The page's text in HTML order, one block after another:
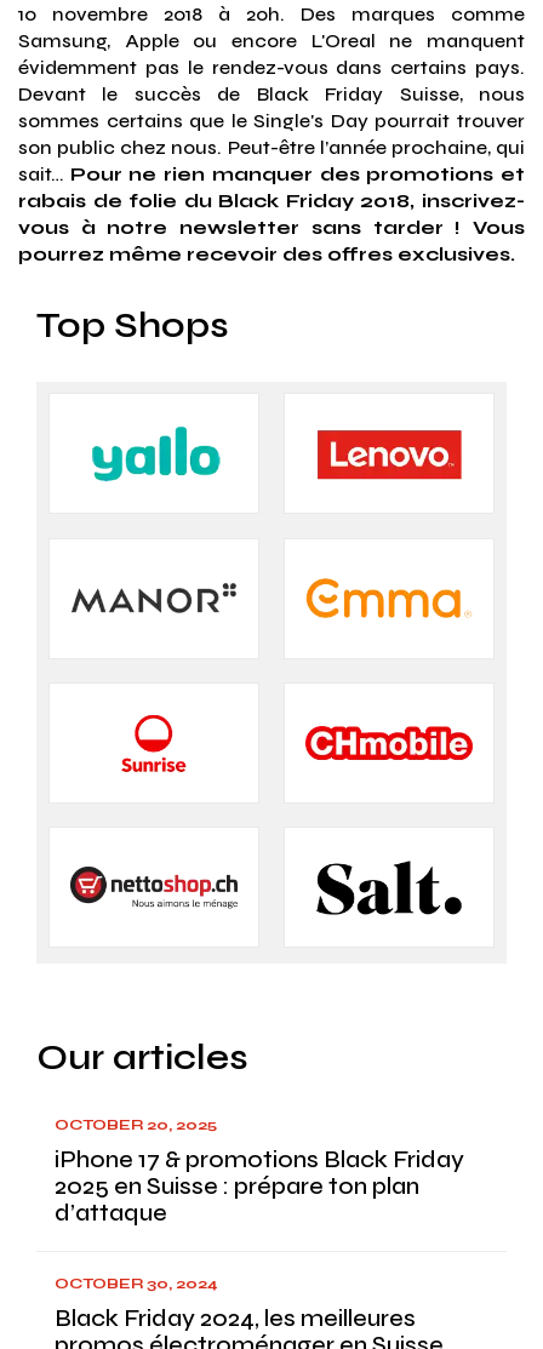
10 novembre 2018 à 20h. Des marques comme
Samsung, Apple ou encore L'Oreal ne manquent
évidemment pas le rendez-vous dans certains pays.
Devant le succès de Black Friday Suisse, nous
sommes certains que le Single's Day pourrait trouver
son public chez nous. Peut-être l’année prochaine, qui
sait… Pour ne rien manquer des promotions et
rabais de folie du Black Friday 2018, inscrivez-
vous à notre newsletter sans tarder ! Vous
pourrez même recevoir des offres exclusives.
Top Shops
Our articles
OCTOBER 20, 2025
iPhone 17 & promotions Black Friday
2025 en Suisse : prépare ton plan
d’attaque
OCTOBER 30, 2024
Black Friday 2024, les meilleures